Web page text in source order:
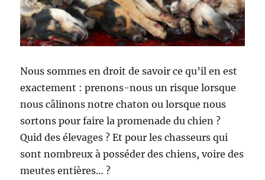
Nous sommes en droit de savoir ce qu’il en est
exactement : prenons-nous un risque lorsque
nous câlinons notre chaton ou lorsque nous
sortons pour faire la promenade du chien ?
Quid des élevages ? Et pour les chasseurs qui
sont nombreux à posséder des chiens, voire des
meutes entières… ?